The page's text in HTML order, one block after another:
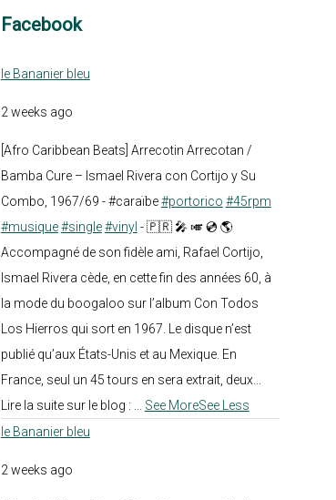
Facebook
le Bananier bleu
2 weeks ago
[Afro Caribbean Beats] Arrecotin Arrecotan /
Bamba Cure – Ismael Rivera con Cortijo y Su
Combo, 1967/69 - #caraïbe#portorico #45rpm
#musique #single #vinyl - 🇵🇷 🎤 🎺 💿 🌎
Accompagné de son fidèle ami, Rafael Cortijo,
Ismael Rivera cède, en cette fin des années 60, à
la mode du boogaloo sur l’album Con Todos
Los Hierros qui sort en 1967. Le disque n’est
publié qu’aux États-Unis et au Mexique. En
France, seul un 45 tours en sera extrait, deux...
Lire la suite sur le blog :
See MoreSee Less
le Bananier bleu
2 weeks ago